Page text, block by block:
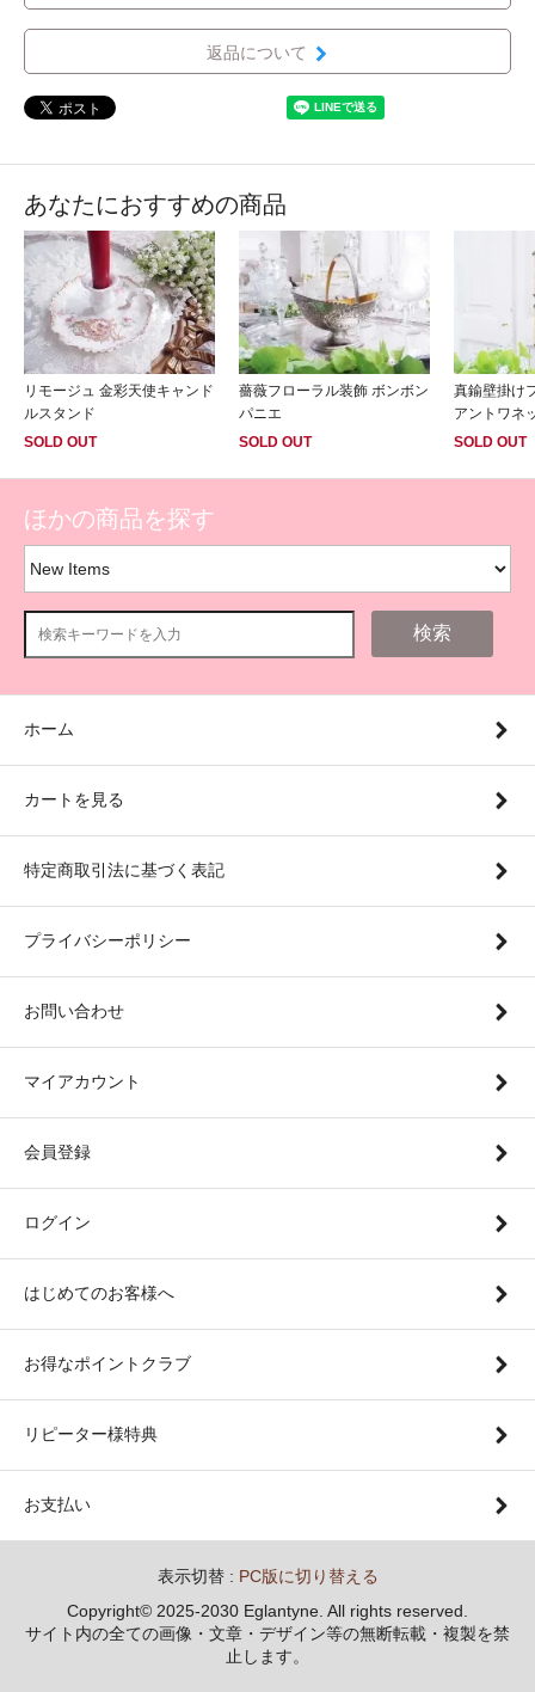
返品について
あなたにおすすめの商品
リモージュ 金彩天使キャンド
ルスタンド
SOLD OUT
薔薇フローラル装飾 ボンボン
パニエ
SOLD OUT
真鍮壁掛け
アントワネ
SOLD OUT
ほかの商品を探す
検索
ホーム
カートを見る
特定商取引法に基づく表記
プライバシーポリシー
お問い合わせ
マイアカウント
会員登録
ログイン
はじめてのお客様へ
お得なポイントクラブ
リピーター様特典
お支払い
表示切替 : PC版に切り替える
Copyright© 2025-2030 Eglantyne. All rights reserved.
サイト内の全ての画像・文章・デザイン等の無断転載・複製を禁
止します。